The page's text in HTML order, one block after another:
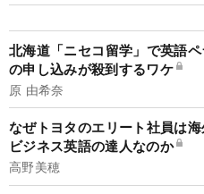
北海道「ニセコ留学」で英語
の申し込みが殺到するワケ
原 由希奈
なぜトヨタのエリート社員は
ビジネス英語の達人なのか
高野美穂